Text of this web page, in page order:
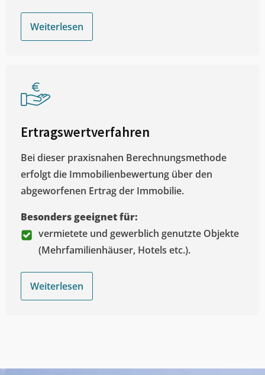
Weiterlesen
Ertragswertverfahren
Bei dieser praxisnahen Berechnungsmethode
erfolgt die Immobilienbewertung über den
abgeworfenen Ertrag der Immobilie.
Besonders geeignet für:
vermietete und gewerblich genutzte Objekte
(Mehrfamilienhäuser, Hotels etc.).
Weiterlesen